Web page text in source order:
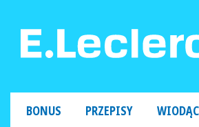
BONUS PRZEPISY